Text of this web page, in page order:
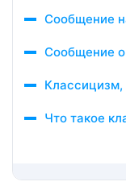
Сообщение
Сообщение о
Классицизм,
Что такое